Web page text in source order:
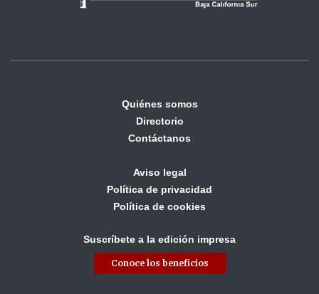
Quiénes somos
Directorio
Contáctanos
Aviso legal
Política de privacidad
Política de cookies
Suscríbete a la edición impresa
Conoce los beneficios